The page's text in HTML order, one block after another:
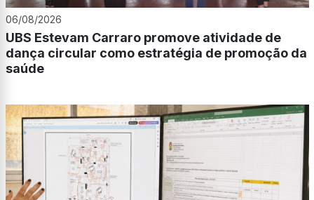
06/08/2026
UBS Estevam Carraro promove atividade de
dança circular como estratégia de promoção da
saúde